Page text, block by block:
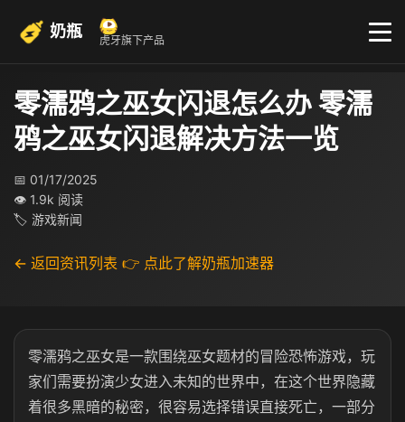
奶瓶 虎牙旗下产品
零濡鸦之巫女闪退怎么办 零濡
鸦之巫女闪退解决方法一览
📅 01/17/2025
👁 1.9k 阅读
🏷 游戏新闻
← 返回资讯列表 👉 点此了解奶瓶加速器
零濡鸦之巫女是一款围绕巫女题材的冒险恐怖游戏，玩
家们需要扮演少女进入未知的世界中，在这个世界隐藏
着很多黑暗的秘密，很容易选择错误直接死亡，一部分